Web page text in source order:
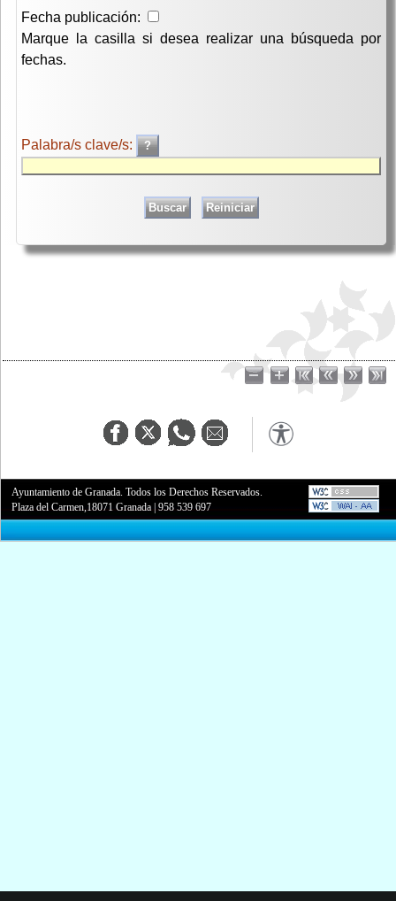
Fecha publicación:
Marque la casilla si desea realizar una búsqueda por
fechas.
Palabra/s clave/s:
Ayuntamiento de Granada. Todos los Derechos Reservados.
Plaza del Carmen,18071 Granada |958 539 697